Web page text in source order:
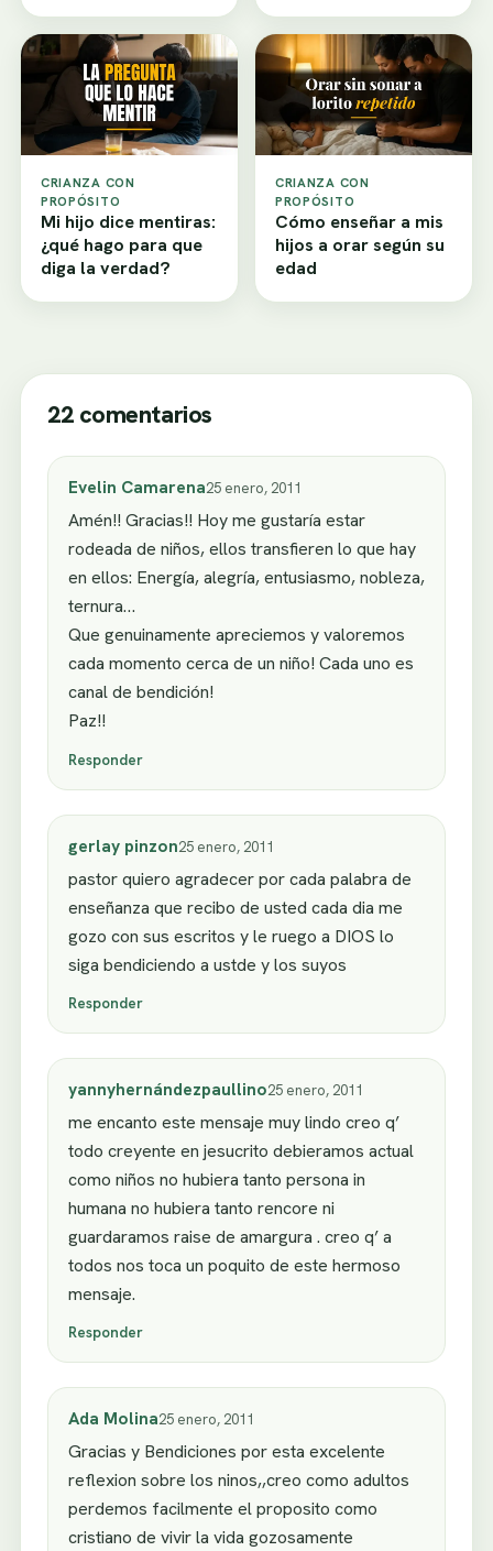
CRIANZA CON
PROPÓSITO
Mi hijo dice mentiras:
¿qué hago para que
diga la verdad?
CRIANZA CON
PROPÓSITO
Cómo enseñar a mis
hijos a orar según su
edad
22 comentarios
Evelin Camarena25 enero, 2011
Amén!! Gracias!! Hoy me gustaría estar
rodeada de niños, ellos transfieren lo que hay
en ellos: Energía, alegría, entusiasmo, nobleza,
ternura…
Que genuinamente apreciemos y valoremos
cada momento cerca de un niño! Cada uno es
canal de bendición!
Paz!!
Responder
gerlay pinzon25 enero, 2011
pastor quiero agradecer por cada palabra de
enseñanza que recibo de usted cada dia me
gozo con sus escritos y le ruego a DIOS lo
siga bendiciendo a ustde y los suyos
Responder
yannyhernándezpaullino25 enero, 2011
me encanto este mensaje muy lindo creo q’
todo creyente en jesucrito debieramos actual
como niños no hubiera tanto persona in
humana no hubiera tanto rencore ni
guardaramos raise de amargura . creo q’ a
todos nos toca un poquito de este hermoso
mensaje.
Responder
Ada Molina25 enero, 2011
Gracias y Bendiciones por esta excelente
reflexion sobre los ninos,,creo como adultos
perdemos facilmente el proposito como
cristiano de vivir la vida gozosamente